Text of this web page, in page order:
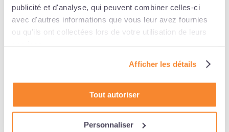
publicité et d'analyse, qui peuvent combiner celles-ci
avec d'autres informations que vous leur avez fournies
ou qu'ils ont collectées lors de votre utilisation de leurs
services.
Afficher les détails
Tout autoriser
Personnaliser
Audit de Protection Sociale :
Nous analysons votre
situation actuelle en matière de protection sociale et
Nous vous conseillons
cette nouvelle étape de vie.
Organisation de la Fin de vie :Nous vous
accompagnons dans l’organisation de la fin de vie en